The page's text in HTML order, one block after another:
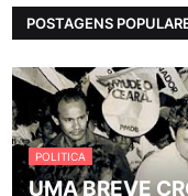
POSTAGENS
POLITICA
UMA BREVE